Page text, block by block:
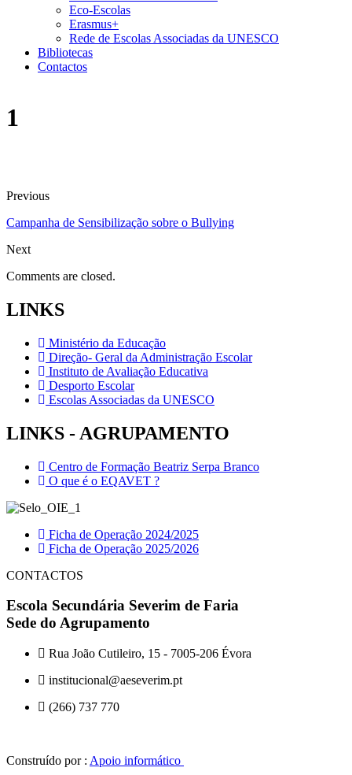
Eco-Escolas
Erasmus+
Rede de Escolas Associadas da UNESCO
Bibliotecas
Contactos
1
Previous
Campanha de Sensibilização sobre o Bullying
Next
Comments are closed.
LINKS
Ministério da Educação
Direção- Geral da Administração Escolar
Instituto de Avaliação Educativa
Desporto Escolar
Escolas Associadas da UNESCO
LINKS - AGRUPAMENTO
Centro de Formação Beatriz Serpa Branco
O que é o EQAVET ?
Ficha de Operação 2024/2025
Ficha de Operação 2025/2026
CONTACTOS
Escola Secundária Severim de Faria
Sede do Agrupamento
Rua João Cutileiro, 15 - 7005-206 Évora
institucional@aeseverim.pt
(266) 737 770
Construído por : Apoio informático